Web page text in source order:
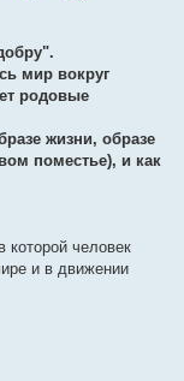
мир вокруг
родовые
жизни, образе
поместье), и как
которой человек
и в движении